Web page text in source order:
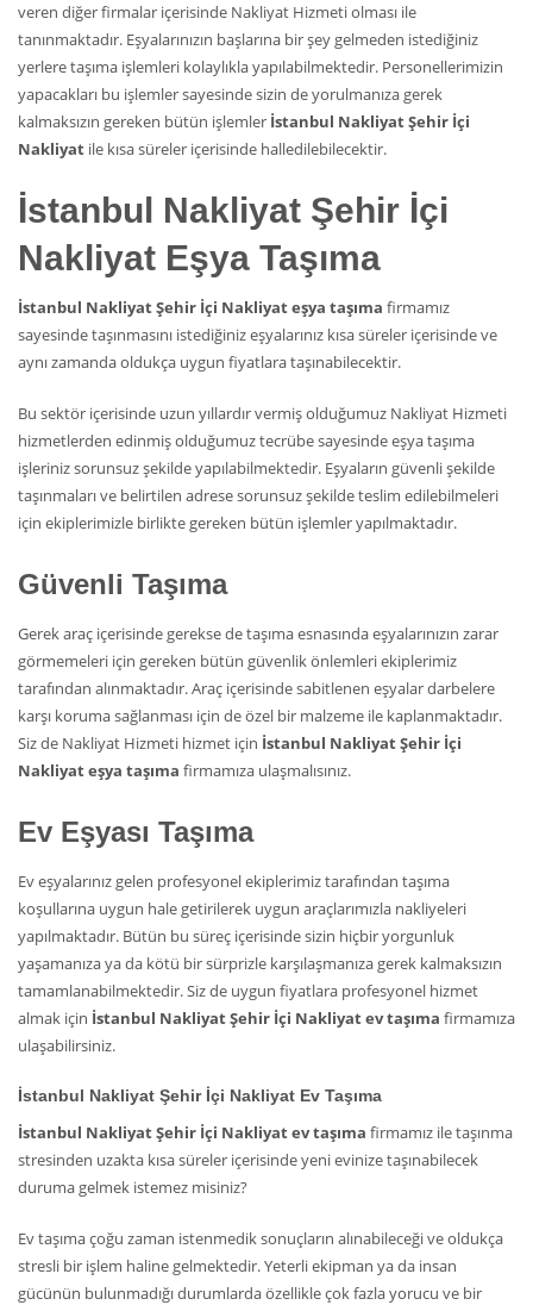
veren diğer firmalar içerisinde Nakliyat Hizmeti olması ile
tanınmaktadır. Eşyalarınızın başlarına bir şey gelmeden istediğiniz
yerlere taşıma işlemleri kolaylıkla yapılabilmektedir. Personellerimizin
yapacakları bu işlemler sayesinde sizin de yorulmanıza gerek
kalmaksızın gereken bütün işlemler İstanbul Nakliyat Şehir İçi
Nakliyat ile kısa süreler içerisinde halledilebilecektir.
İstanbul Nakliyat Şehir İçi
Nakliyat Eşya Taşıma
İstanbul Nakliyat Şehir İçi Nakliyat eşya taşıma firmamız
sayesinde taşınmasını istediğiniz eşyalarınız kısa süreler içerisinde ve
aynı zamanda oldukça uygun fiyatlara taşınabilecektir.
Bu sektör içerisinde uzun yıllardır vermiş olduğumuz Nakliyat Hizmeti
hizmetlerden edinmiş olduğumuz tecrübe sayesinde eşya taşıma
işleriniz sorunsuz şekilde yapılabilmektedir. Eşyaların güvenli şekilde
taşınmaları ve belirtilen adrese sorunsuz şekilde teslim edilebilmeleri
için ekiplerimizle birlikte gereken bütün işlemler yapılmaktadır.
Güvenli Taşıma
Gerek araç içerisinde gerekse de taşıma esnasında eşyalarınızın zarar
görmemeleri için gereken bütün güvenlik önlemleri ekiplerimiz
tarafından alınmaktadır. Araç içerisinde sabitlenen eşyalar darbelere
karşı koruma sağlanması için de özel bir malzeme ile kaplanmaktadır.
Siz de Nakliyat Hizmeti hizmet için İstanbul Nakliyat Şehir İçi
Nakliyat eşya taşıma firmamıza ulaşmalısınız.
Ev Eşyası Taşıma
Ev eşyalarınız gelen profesyonel ekiplerimiz tarafından taşıma
koşullarına uygun hale getirilerek uygun araçlarımızla nakliyeleri
yapılmaktadır. Bütün bu süreç içerisinde sizin hiçbir yorgunluk
yaşamanıza ya da kötü bir sürprizle karşılaşmanıza gerek kalmaksızın
tamamlanabilmektedir. Siz de uygun fiyatlara profesyonel hizmet
almak için İstanbul Nakliyat Şehir İçi Nakliyat ev taşıma firmamıza
ulaşabilirsiniz.
İstanbul Nakliyat Şehir İçi Nakliyat Ev Taşıma
İstanbul Nakliyat Şehir İçi Nakliyat ev taşıma firmamız ile taşınma
stresinden uzakta kısa süreler içerisinde yeni evinize taşınabilecek
duruma gelmek istemez misiniz?
Ev taşıma çoğu zaman istenmedik sonuçların alınabileceği ve oldukça
stresli bir işlem haline gelmektedir. Yeterli ekipman ya da insan
gücünün bulunmadığı durumlarda özellikle çok fazla yorucu ve bir